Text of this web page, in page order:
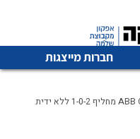
חברות מייצגות